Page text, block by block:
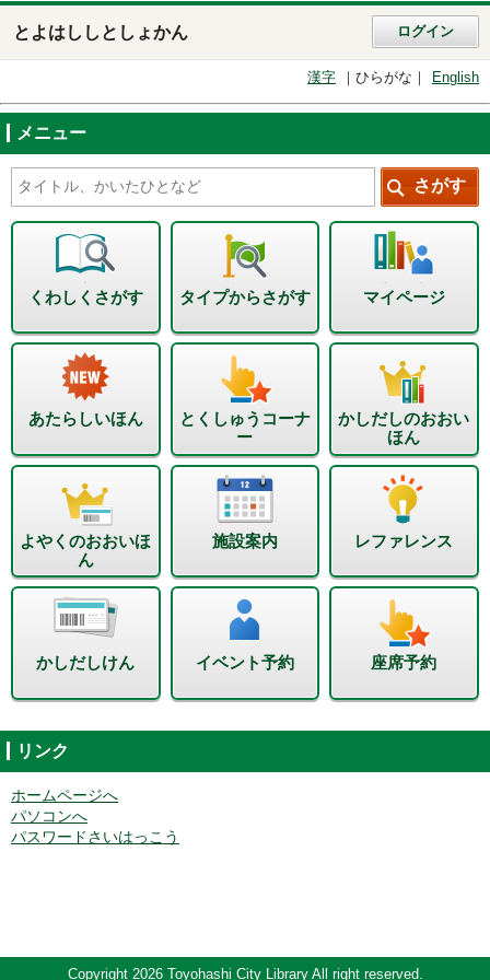
とよはししとしょかん ログイン
漢字 ひらがな English
メニュー
くわしくさがす タイプからさがす マイページ
あたらしいほん
とくしゅうコーナ
ー
かしだしのおおい
ほん
よやくのおおいほ
ん
施設案内 レファレンス
かしだしけん イベント予約 座席予約
リンク
ホームページへ
パソコンへ
パスワードさいはっこう
Copyright 2026 Toyohashi City Library All right reserved.